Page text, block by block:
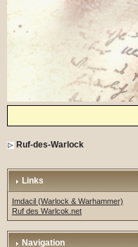
Ruf-des-Warlock
Links
Imdacil (Warlock & Warhammer)
Ruf des Warlcok.net
Navigation